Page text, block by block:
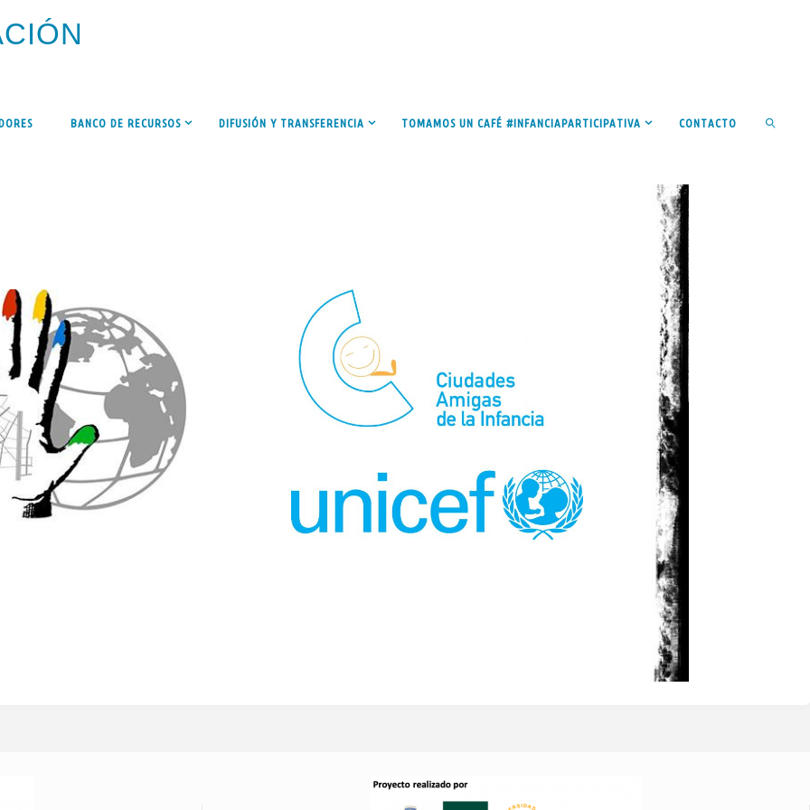
CIÓN
BANCO DE RECURSOS DIFUSIÓN Y TRANSFERENCIA TOMAMOS UN CAFÉ #INFANCIAPARTICIPATIVA CONTACTO